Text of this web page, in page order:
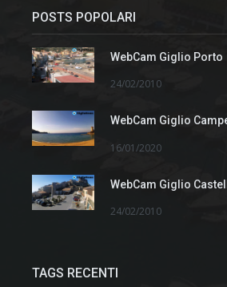
POSTS POPOLARI
WebCam Giglio Porto
24/02/2010
WebCam Giglio
16/01/2020
WebCam Giglio
24/02/2010
TAGS RECENTI